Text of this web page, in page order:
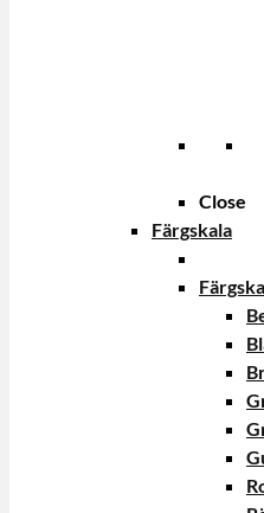
Close
Färgskala